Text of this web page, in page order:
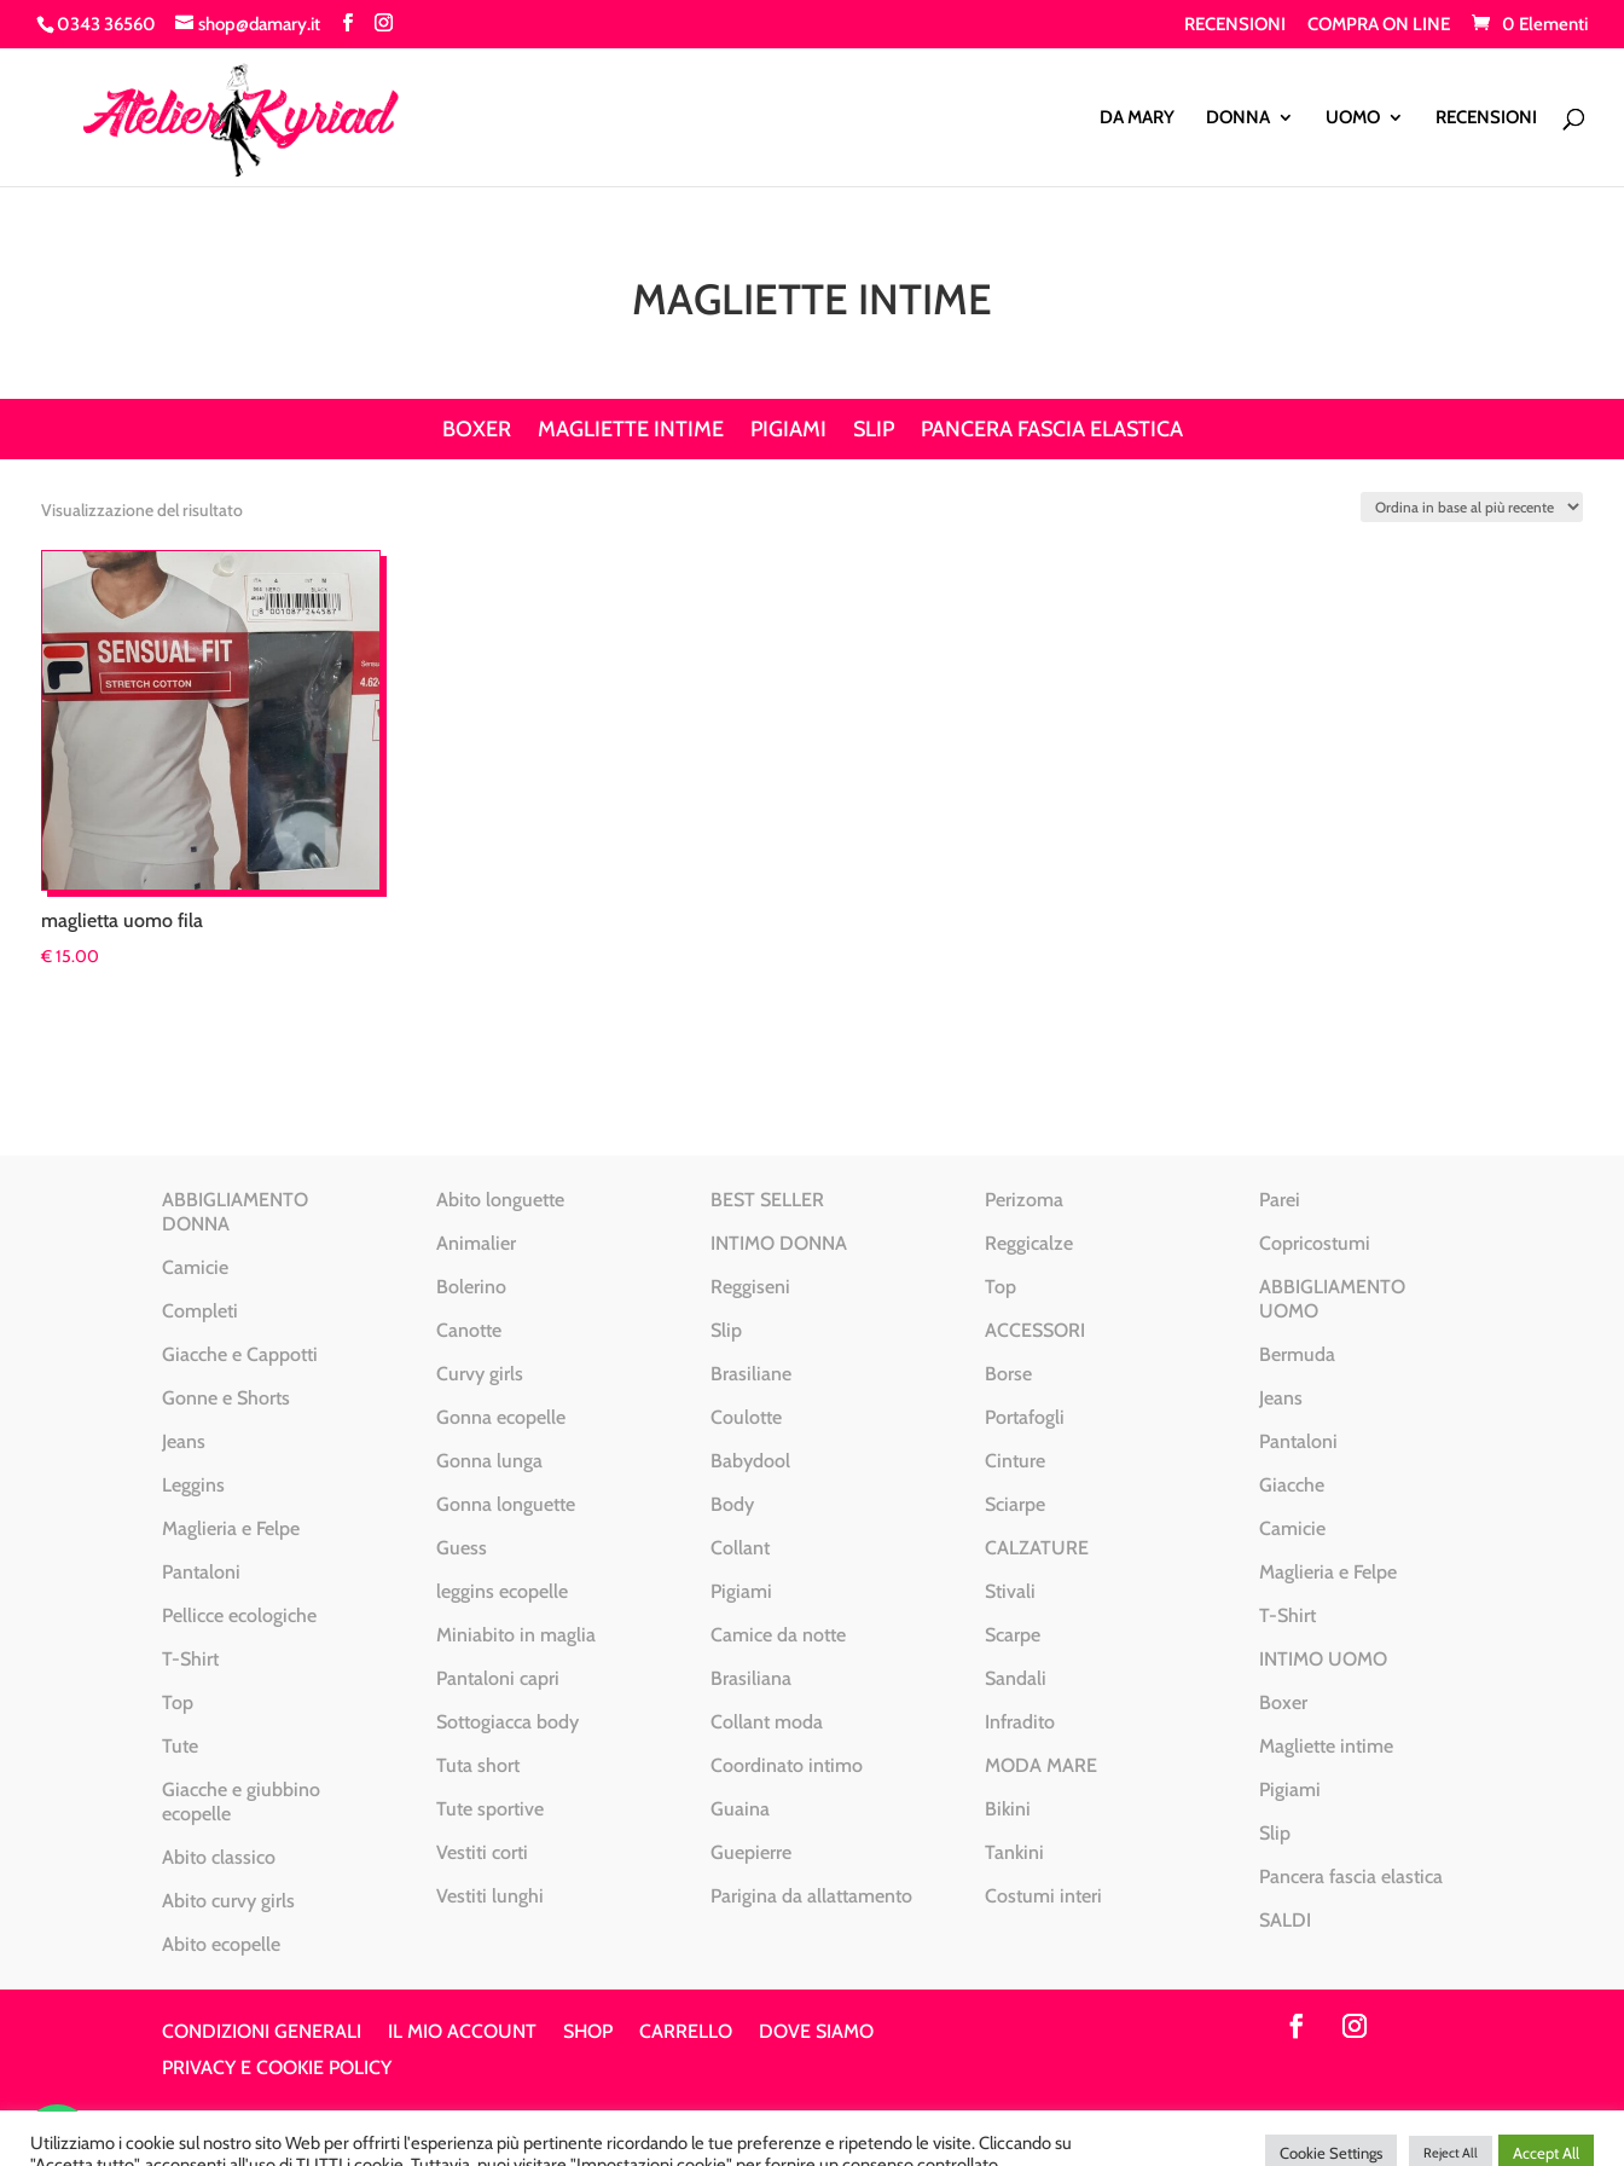
0343 36560 shop@damary.it RECENSIONI COMPRA ON LINE 0 Elementi
DA MARY DONNA UOMO RECENSIONI
Products
MAGLIETTE INTIME
BOXER MAGLIETTE INTIME PIGIAMI SLIP PANCERA FASCIA ELASTICA
Visualizzazione del risultato
maglietta uomo fila
€15.00
ABBIGLIAMENTO
DONNA
Camicie
Completi
Giacche e Cappotti
Gonne e Shorts
Jeans
Leggins
Maglieria e Felpe
Pantaloni
Pellicce ecologiche
T-Shirt
Top
Tute
Giacche e giubbino
ecopelle
Abito classico
Abito curvy girls
Abito ecopelle
Abito longuette
Animalier
Bolerino
Canotte
Curvy girls
Gonna ecopelle
Gonna lunga
Gonna longuette
Guess
leggins ecopelle
Miniabito in maglia
Pantaloni capri
Sottogiacca body
Tuta short
Tute sportive
Vestiti corti
Vestiti lunghi
BEST SELLER
INTIMO DONNA
Reggiseni
Slip
Brasiliane
Coulotte
Babydool
Body
Collant
Pigiami
Camice da notte
Brasiliana
Collant moda
Coordinato intimo
Guaina
Guepierre
Parigina da allattamento
Perizoma
Reggicalze
Top
ACCESSORI
Borse
Portafogli
Cinture
Sciarpe
CALZATURE
Stivali
Scarpe
Sandali
Infradito
MODA MARE
Bikini
Tankini
Costumi interi
Parei
Copricostumi
ABBIGLIAMENTO
UOMO
Bermuda
Jeans
Pantaloni
Giacche
Camicie
Maglieria e Felpe
T-Shirt
INTIMO UOMO
Boxer
Magliette intime
Pigiami
Slip
Pancera fascia elastica
SALDI
CONDIZIONI GENERALI IL MIO ACCOUNT SHOP CARRELLO
DOVE SIAMO
PRIVACY E COOKIE POLICY
Atelier Kyriad da Mary – via Carducci, 12 – Chiavenna – Sondrio P.Iva 00812910149 – Tel. 0343 36560 – Sito realizzato daDiegoGiuriani.com
Utilizziamo i cookie sul nostro sito Web per offrirti l'esperienza più pertinente ricordando le tue preferenze e ripetendo le visite. Cliccando su
Cookie Settings Reject All Accept All